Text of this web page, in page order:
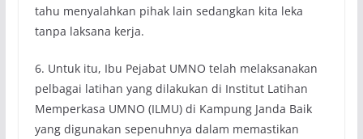
tahu menyalahkan pihak lain sedangkan kita leka
tanpa laksana kerja.
6. Untuk itu, Ibu Pejabat UMNO telah melaksanakan
pelbagai latihan yang dilakukan di Institut Latihan
Memperkasa UMNO (ILMU) di Kampung Janda Baik
yang digunakan sepenuhnya dalam memastikan